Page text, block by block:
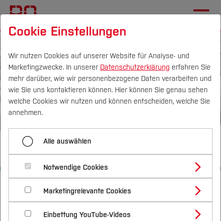
Campus Personen DE|EN Quicklinks
Studium
Studienangebote
Bachelorstudiengänge
Masterstudiengänge
Vor dem Studium
Bewerben & Einschreiben
Bewerbungsportal
Im Studium
Studienbüros und Prüfungen
Nach dem Studium
Forschung & Transfer
Profil
Forschungs- und Transferprofil
Schwerpunkte (FuT)
Beratung & Förderung
Nachhaltigkeit
Nachhaltigkeit studieren
International
Studieren im Fachbereich
Startseite
Fachbereiche
Architektur
Studieren im Fachbereich
Cookie Einstellungen
Wir nutzen Cookies auf unserer Website für Analyse- und
Marketingzwecke. In unserer Datenschutzerklärung erfahren Sie
mehr darüber, wie wir personenbezogene Daten verarbeiten und
wie Sie uns kontaktieren können. Hier können Sie genau sehen
welche Cookies wir nutzen und können entscheiden, welche Sie
annehmen.
Alle auswählen
Notwendige Cookies
Marketingrelevante Cookies
Einbettung YouTube-Videos